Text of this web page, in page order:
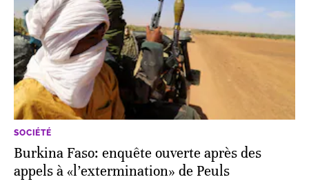
SOCIÉTÉ
Burkina Faso: enquête ouverte après des
appels à «l’extermination» de Peuls